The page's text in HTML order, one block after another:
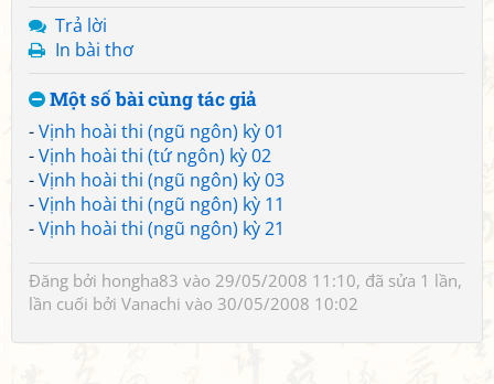
Trả lời
In bài thơ
Một số bài cùng tác giả
-Vịnh hoài thi (ngũ ngôn) kỳ 01
-Vịnh hoài thi (tứ ngôn) kỳ 02
-Vịnh hoài thi (ngũ ngôn) kỳ 03
-Vịnh hoài thi (ngũ ngôn) kỳ 11
-Vịnh hoài thi (ngũ ngôn) kỳ 21
Đăng bởi hongha83 vào 29/05/2008 11:10, đã sửa 1 lần,
lần cuối bởi Vanachi vào 30/05/2008 10:02